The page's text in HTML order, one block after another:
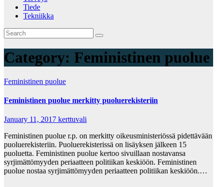
Tiede
Tekniikka
Category: Feministinen puolue
Feministinen puolue
Feministinen puolue merkitty puoluerekisteriin
January 11, 2017 kerttuvali
Feministinen puolue r.p. on merkitty oikeusministeriössä pidettävään
puoluerekisteriin. Puoluerekisterissä on lisäyksen jälkeen 15
puoluetta. Feministinen puolue kertoo sivuillaan nostavansa
syrjimättömyyden periaatteen politiikan keskiöön. Feministinen
puolue nostaa syrjimättömyyden periaatteen politiikan keskiöön.…